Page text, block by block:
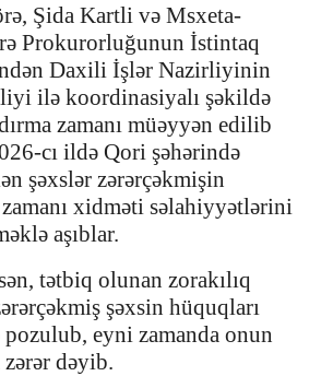
Şida Kartli və Msxeta-
Prokurorluğunun İstintaq
Daxili İşlər Nazirliyinin
ilə koordinasiyalı şəkildə
zamanı müəyyən edilib
cı ildə Qori şəhərində
şəxslər zərərçəkmişin
zamanı xidməti səlahiyyətlərini
aşıblar.
tətbiq olunan zorakılıq
şəxsin hüquqları
eyni zamanda onun
zərər dəyib.